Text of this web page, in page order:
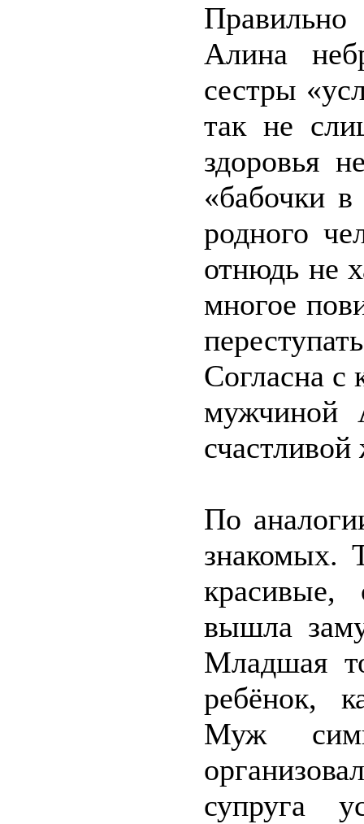
Алина
сестры
так не
здоровья
«бабочки
родного
отнюдь не
многое
Согласна с
мужчиной
По
знакомых.
красивые,
вышла
Младшая
ребёнок,
Муж
супруга